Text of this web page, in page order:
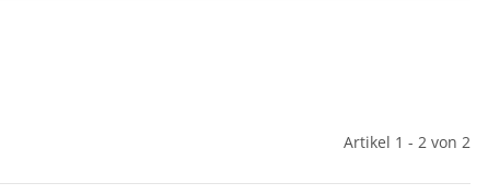
Artikel 1 - 2 von 2